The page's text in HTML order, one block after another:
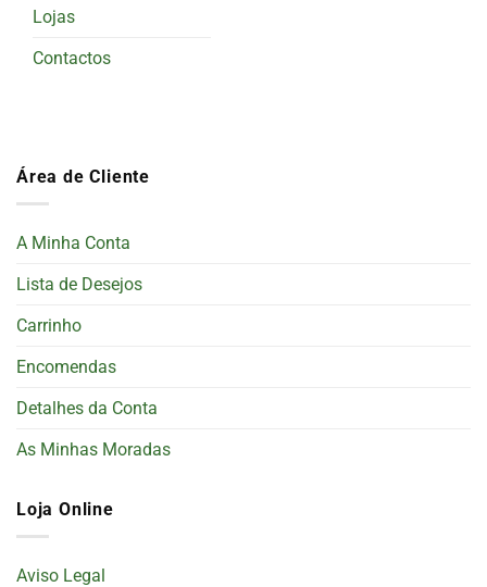
Lojas
Contactos
Área de Cliente
A Minha Conta
Lista de Desejos
Carrinho
Encomendas
Detalhes da Conta
As Minhas Moradas
Loja Online
Aviso Legal